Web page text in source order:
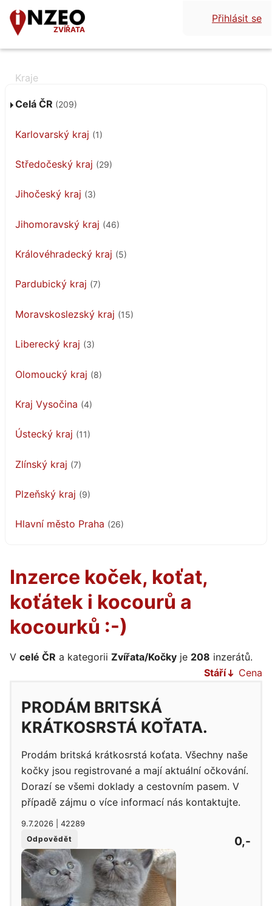
ZVÍŘATA
Přihlásit se
Celá ČR (209)
Karlovarský kraj (1)
Středočeský kraj (29)
Jihočeský kraj (3)
Jihomoravský kraj (46)
Královéhradecký kraj (5)
Pardubický kraj (7)
Moravskoslezský kraj (15)
Liberecký kraj (3)
Olomoucký kraj (8)
Kraj Vysočina (4)
Ústecký kraj (11)
Zlínský kraj (7)
Plzeňský kraj (9)
Hlavní město Praha (26)
Inzerce koček, koťat,
koťátek i kocourů a
kocourků :-)
V celé ČR a kategorii Zvířata/Kočky je 208 inzerátů.
Stáří
Cena
PRODÁM BRITSKÁ
KRÁTKOSRSTÁ KOŤATA.
Prodám britská krátkosrstá koťata. Všechny naše
kočky jsou registrované a mají aktuální očkování.
Dorazí se všemi doklady a cestovním pasem. V
případě zájmu o více informací nás kontaktujte.
9.7.2026 | 42289
Odpovědět
0,-